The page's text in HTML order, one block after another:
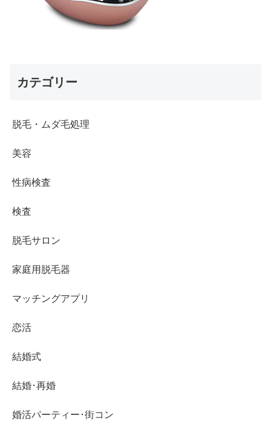
カテゴリー
脱毛・ムダ毛処理
美容
性病検査
検査
脱毛サロン
家庭用脱毛器
マッチングアプリ
恋活
結婚式
結婚･再婚
婚活パーティー･街コン